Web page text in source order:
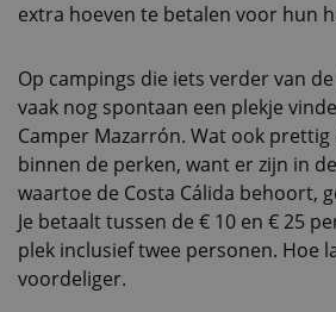
extra hoeven te betalen voor hun
Op campings die iets verder van
vaak nog spontaan een plekje
Camper Mazarrón. Wat ook
binnen de perken, want er zijn in
waartoe de Costa Cálida behoort,
Je betaalt tussen de € 10 en € 25
plek inclusief twee personen. Hoe
voordeliger.